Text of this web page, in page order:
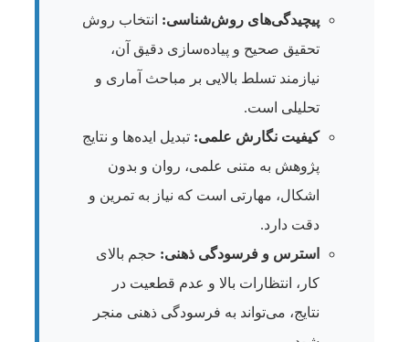
پیچیدگی‌های روش‌شناسی: انتخاب روش
تحقیق صحیح و پیاده‌سازی دقیق آن،
نیازمند تسلط بالایی بر مباحث آماری و
تحلیلی است.
کیفیت نگارش علمی: تبدیل ایده‌ها و نتایج
پژوهش به متنی علمی، روان و بدون
اشکال، مهارتی است که نیاز به تمرین و
دقت دارد.
استرس و فرسودگی ذهنی: حجم بالای
کار، انتظارات بالا و عدم قطعیت در
نتایج، می‌تواند به فرسودگی ذهنی منجر